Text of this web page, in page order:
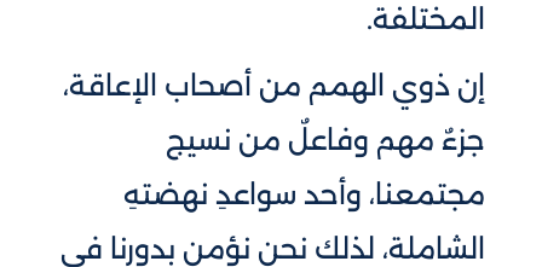
المختلفة.
إن ذوي الهمم من أصحاب الإعاقة،
جزءٌ مهم وفاعلٌ من نسيج
مجتمعنا، وأحد سواعدِ نهضتهِ
الشاملة، لذلك نحن نؤمن بدورنا في